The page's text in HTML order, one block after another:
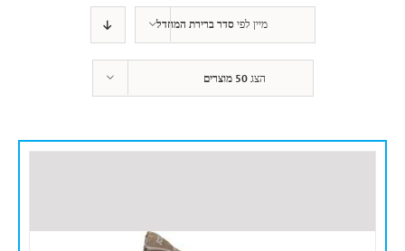
מיין לפיסדר ברירת המחדל
הצג50 מוצרים